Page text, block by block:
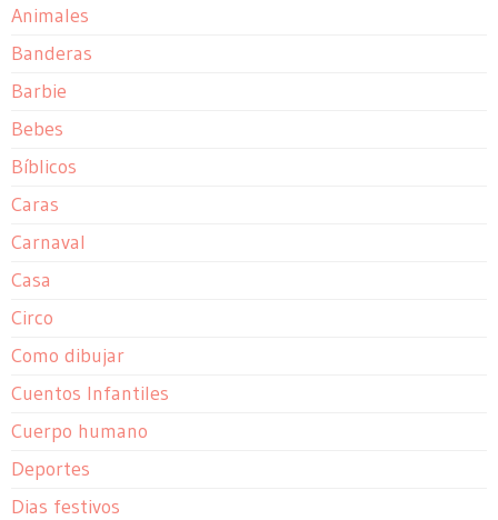
Animales
Banderas
Barbie
Bebes
Bíblicos
Caras
Carnaval
Casa
Circo
Como dibujar
Cuentos Infantiles
Cuerpo humano
Deportes
Dias festivos